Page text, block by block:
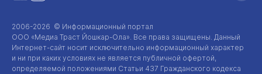
2006-2026 © Информационный портал
ООО «Медиа Траст Йошкар-Ола». Все права защищены. Данный
Интернет-сайт носит исключительно информационный характер
и ни при каких условиях не является публичной офертой,
определяемой положениями Статьи 437 Гражданского кодекса